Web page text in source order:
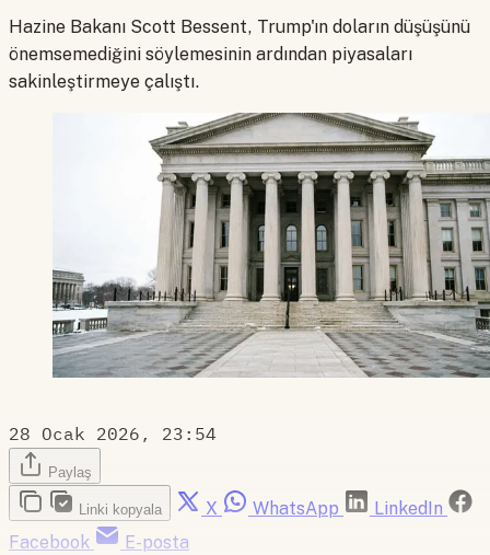
Hazine Bakanı Scott Bessent, Trump'ın doların düşüşünü
önemsemediğini söylemesinin ardından piyasaları
sakinleştirmeye çalıştı.
28 Ocak 2026, 23:54
Paylaş
Linki kopyala X WhatsApp
LinkedIn
Facebook
E-posta